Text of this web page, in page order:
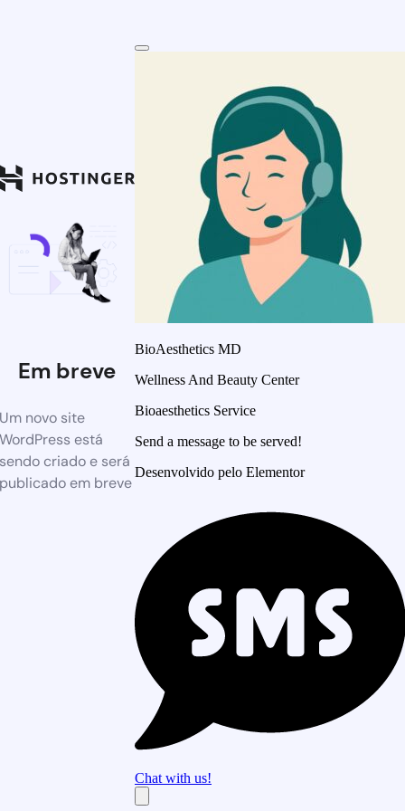
Em breve
Um novo site
WordPress está
sendo criado e será
publicado em breve
BioAesthetics MD
Wellness And Beauty Center
Bioaesthetics Service
Send a message to be served!
Desenvolvido pelo Elementor
Chat with us!